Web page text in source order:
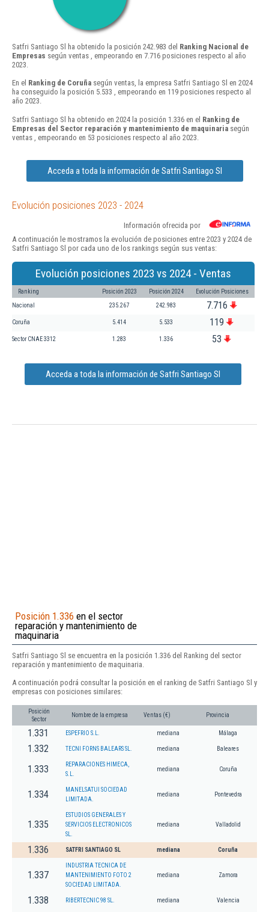
Satfri Santiago Sl ha obtenido la posición 242.983 del Ranking Nacional de
Empresas según ventas , empeorando en 7.716 posiciones respecto al año
2023.
En el Ranking de Coruña según ventas, la empresa Satfri Santiago Sl en 2024
ha conseguido la posición 5.533 , empeorando en 119 posiciones respecto al
año 2023.
Satfri Santiago Sl ha obtenido en 2024 la posición 1.336 en el Ranking de
Empresas del Sector reparación y mantenimiento de maquinaria según
ventas , empeorando en 53 posiciones respecto al año 2023.
Acceda a toda la información de Satfri Santiago Sl
Evolución posiciones 2023 - 2024
Información ofrecida por
A continuación le mostramos la evolución de posiciones entre 2023 y 2024 de
Satfri Santiago Sl por cada uno de los rankings según sus ventas:
Evolución posiciones 2023 vs 2024 - Ventas
Ranking Posición 2023 Posición 2024 Evolución Posiciones
Nacional 235.267 242.983 7.716
Coruña 5.414 5.533 119
Sector CNAE 3312 1.283 1.336 53
Acceda a toda la información de Satfri Santiago Sl
Posición 1.336 en el sector
reparación y mantenimiento de
maquinaria
Satfri Santiago Sl se encuentra en la posición 1.336 del Ranking del sector
reparación y mantenimiento de maquinaria.
A continuación podrá consultar la posición en el ranking de Satfri Santiago Sl y
empresas con posiciones similares:
Posición
Sector
Nombre de la empresa Ventas (€) Provincia
1.331 ESPEFRIO S.L. mediana Málaga
1.332 TECNI FORNS BALEARS SL. mediana Baleares
1.333
REPARACIONES HIMECA,
S.L.
mediana Coruña
1.334
MANELSATUI SOCIEDAD
LIMITADA.
mediana Pontevedra
1.335
ESTUDIOS GENERALES Y
SERVICIOS ELECTRONICOS
SL.
mediana Valladolid
1.336 SATFRI SANTIAGO SL mediana Coruña
1.337
INDUSTRIA TECNICA DE
MANTENIMIENTO FOTO 2
SOCIEDAD LIMITADA.
mediana Zamora
1.338 RIBERTECNIC 98 SL. mediana Valencia